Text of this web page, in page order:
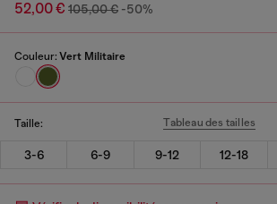
52,00 € 105,00 € -50%
Couleur: Vert Militaire
Taille: Tableau des tailles
3-6 6-9 9-12 12-18